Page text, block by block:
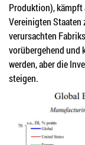
Produktion), kämpft
Vereinigten Staaten
verursachten
vorübergehend und
werden, aber die
steigen.